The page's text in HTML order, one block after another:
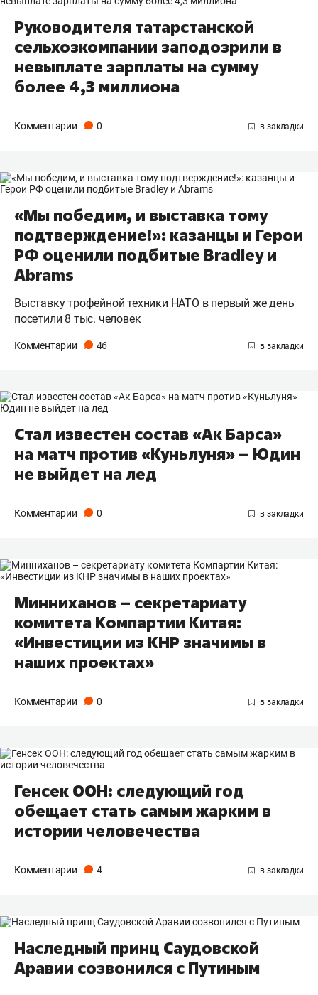
Руководителя татарстанской
сельхозкомпании заподозрили в
невыплате зарплаты на сумму
более 4,3 миллиона
Комментарии 0
«Мы победим, и выставка тому
подтверждение!»: казанцы и Герои
РФ оценили подбитые Bradley и
Abrams
Выставку трофейной техники НАТО в первый же день
посетили 8 тыс. человек
Комментарии 46
Стал известен состав «Ак Барса»
на матч против «Куньлуня» – Юдин
не выйдет на лед
Комментарии 0
Минниханов – секретариату
комитета Компартии Китая:
«Инвестиции из КНР значимы в
наших проектах»
Комментарии 0
Генсек ООН: следующий год
обещает стать самым жарким в
истории человечества
Комментарии 4
Наследный принц Саудовской
Аравии созвонился с Путиным